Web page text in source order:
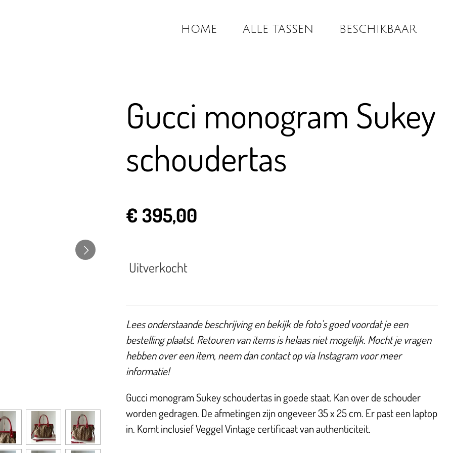
HOME ALLE TASSEN BESCHIKBAAR
Gucci monogram Sukey
schoudertas
€ 395,00
Uitverkocht
Lees onderstaande beschrijving en bekijk de foto's goed voordat je een
bestelling plaatst. Retouren van items is helaas niet mogelijk. Mocht je vragen
hebben over een item, neem dan contact op via Instagram voor meer
informatie!
Gucci monogram Sukey schoudertas in goede staat. Kan over de schouder
worden gedragen. De afmetingen zijn ongeveer 35 x 25 cm. Er past een laptop
in. Komt inclusief Veggel Vintage certificaat van authenticiteit.